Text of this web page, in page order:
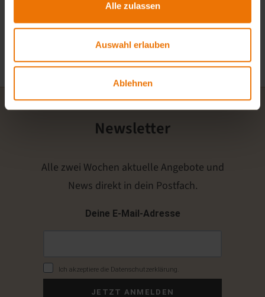
Alle zulassen
Auswahl erlauben
Ablehnen
Newsletter
Alle zwei Wochen aktuelle Angebote und
News direkt in dein Postfach.
Deine E-Mail-Adresse
Ich akzeptiere die Datenschutzerklärung.
JETZT ANMELDEN